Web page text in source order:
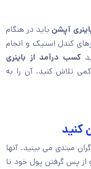
آپشن باید در هنگام
کندل استیک و انجام
کسب درآمد از باینری
تلاش کنید. آن را به
مبتدی می بینید. آنها
پس گرفتن پول خود نا